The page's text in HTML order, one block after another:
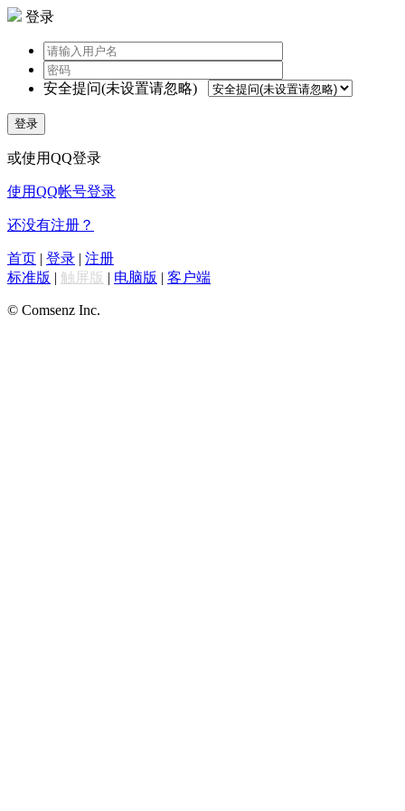
登录
安全提问(未设置请忽略)
登录
或使用QQ登录
使用QQ帐号登录
还没有注册？
首页 | 登录 | 注册
标准版 | 触屏版 | 电脑版 | 客户端
© Comsenz Inc.